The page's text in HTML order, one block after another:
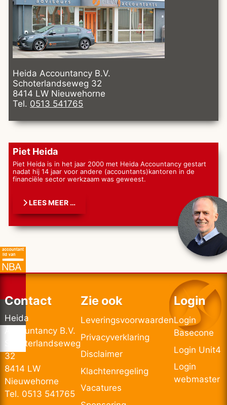
Heida Accountancy B.V.
Schoterlandseweg 32
8414 LW Nieuwehorne
Tel. 0513 541765
Piet Heida
Piet Heida is in het jaar 2000 met Heida Accountancy gestart
nadat hij 14 jaar voor andere (accountants)kantoren in de
financiële sector werkzaam was geweest.
LEES MEER …
Contact
Heida
Accountancy B.V.
Schoterlandseweg
32
8414 LW
Nieuwehorne
Tel. 0513 541765
Zie ook
Leveringsvoorwaarden
Privacyverklaring
Disclaimer
Klachtenregeling
Vacatures
Login
Login
Basecone
Login Unit4
Login
webmaster